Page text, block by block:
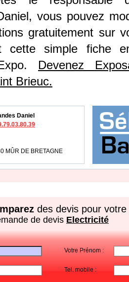
vous pouvez
gratuitement sur
cette simple fiche
Devenez
Brieuc.
Daniel
MÛR DE BRETAGNE
des devis pour votre
de devis Electricité
Votre Prénom :
Tel. mobile :